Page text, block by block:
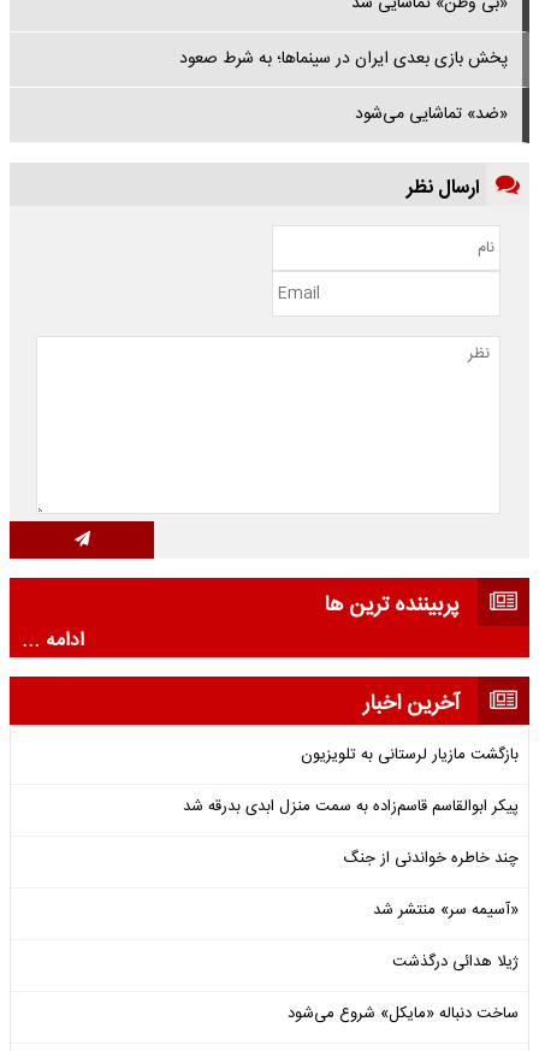
پخش بازی بعدی ایران در سینماها؛ به شرط صعود
«ضد» تماشایی می‌شود
ارسال نظر
پربیننده ترین ها
ادامه ...
آخرین اخبار
بازگشت مازیار لرستانی به تلویزیون
پیکر ابوالقاسم قاسم‌زاده به سمت منزل ابدی بدرقه شد
چند خاطره خواندنی از جنگ
«آسیمه سر» منتشر شد
ژیلا هدائی درگذشت
ساخت دنباله «مایکل» شروع می‌شود